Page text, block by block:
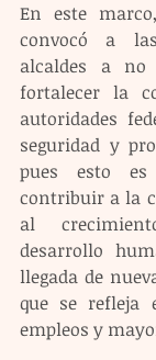
En este
convocó a
alcaldes a
fortalecer la
autoridades
seguridad y
pues esto es
contribuir a la
al
desarrollo
llegada de
que se refleja
empleos y